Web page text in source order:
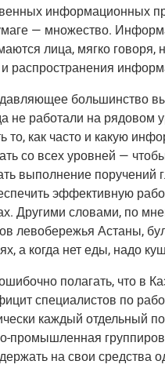
инфор­ма­ци­он­ных
— мно­же­ство.
лица, мяг­ко
и рас­про­стра­не­ния
боль­шин­ство
не рабо­та­ли на рядо­вом
то, как часто и какую
со всех уров­ней —
выпол­не­ние пору­че­ний
эффек­тив­ную
Дру­ги­ми сло­ва­ми, по
лево­бе­ре­жья Аста­ны,
а когда нет еды, надо
пола­гать, что в
спе­ци­а­ли­стов по
каж­дый отдель­ный
про­мыш­лен­ная
на свои сред­ства